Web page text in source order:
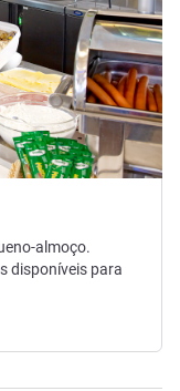
almoço.
disponíveis para